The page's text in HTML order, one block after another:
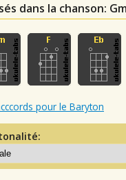
dans la chanson:
pour le Baryton